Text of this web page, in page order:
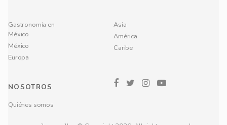
Gastronomía en
México
México
Europa
Asia
América
Caribe
NOSOTROS
Quiénes somos